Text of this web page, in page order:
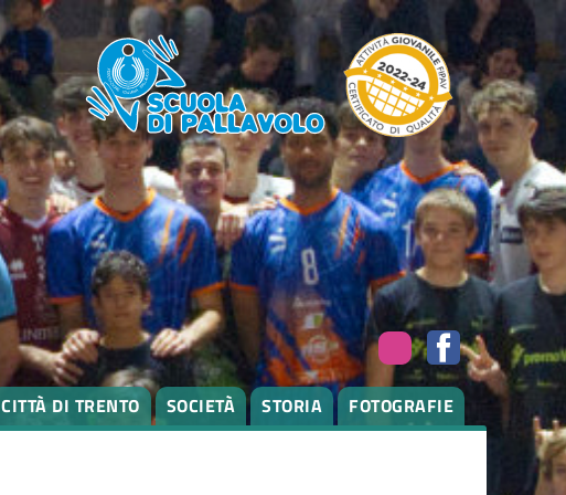
CITTÀ DI TRENTO SOCIETÀ STORIA FOTOGRAFIE